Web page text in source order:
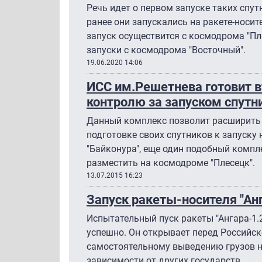
Речь идет о первом запуске таких
ранее они запускались на ракете-
запуск осуществится с космодрома
запуски с космодрома "Восточный".
19.06.2020 14:06
ИСС им.Решетнева готовит
контролю за запуском
Данный комплекс позволит
подготовке своих спутников к
"Байконура", еще один подобный
разместить на космодроме "Плесецк".
13.07.2015 16:23
Запуск ракеты-носителя
Испытательный пуск ракеты "Ангара-
успешно. Он открывает перед
самостоятельному выведению грузов